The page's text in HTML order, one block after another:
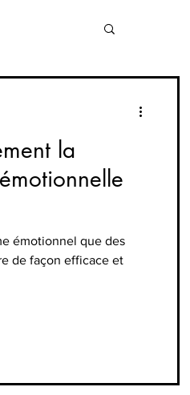
la
émotionnel que des
de façon efficace et